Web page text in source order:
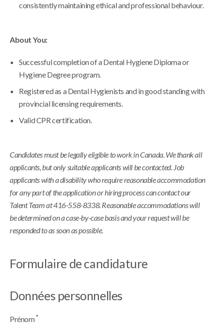
consistently maintaining ethical and professional behaviour.
About You:
Successful completion of a Dental Hygiene Diploma or
Hygiene Degree program.
Registered as a Dental Hygienists and in good standing with
provincial licensing requirements.
Valid CPR certification.
Candidates must be legally eligible to work in Canada. We thank all
applicants, but only suitable applicants will be contacted. Job
applicants with a disability who require reasonable accommodation
for any part of the application or hiring process can contact our
Talent Team at 416-558-8338. Reasonable accommodations will
be determined on a case-by-case basis and your request will be
responded to as soon as possible.
Formulaire de candidature
Données personnelles
Prénom*